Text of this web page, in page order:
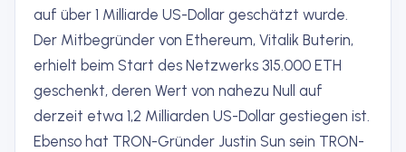
auf über 1 Milliarde US-Dollar geschätzt wurde.
Der Mitbegründer von Ethereum, Vitalik Buterin,
erhielt beim Start des Netzwerks 315.000 ETH
geschenkt, deren Wert von nahezu Null auf
derzeit etwa 1,2 Milliarden US-Dollar gestiegen ist.
Ebenso hat TRON-Gründer Justin Sun sein TRON-